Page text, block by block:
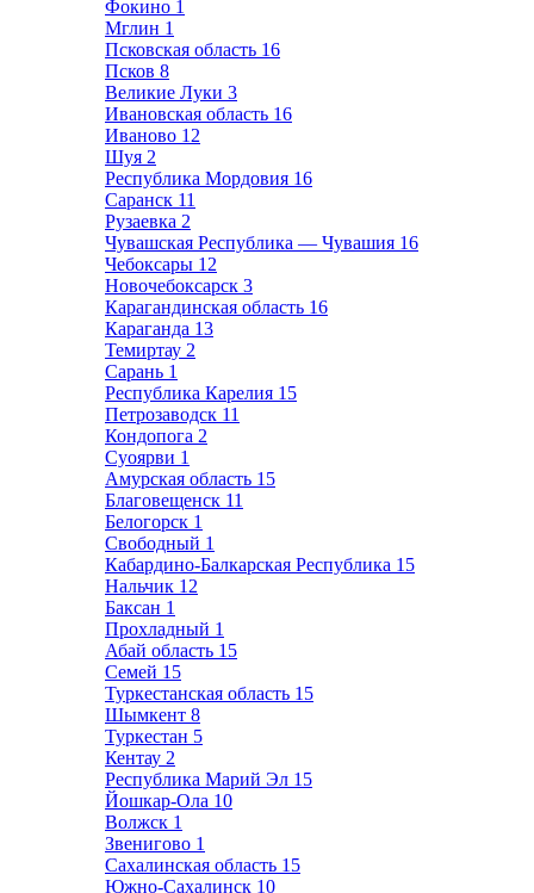
Фокино 1
Мглин 1
Псковская область 16
Псков 8
Великие Луки 3
Ивановская область 16
Иваново 12
Шуя 2
Республика Мордовия 16
Саранск 11
Рузаевка 2
Чувашская Республика — Чувашия 16
Чебоксары 12
Новочебоксарск 3
Карагандинская область 16
Караганда 13
Темиртау 2
Сарань 1
Республика Карелия 15
Петрозаводск 11
Кондопога 2
Суоярви 1
Амурская область 15
Благовещенск 11
Белогорск 1
Свободный 1
Кабардино-Балкарская Республика 15
Нальчик 12
Баксан 1
Прохладный 1
Абай область 15
Семей 15
Туркестанская область 15
Шымкент 8
Туркестан 5
Кентау 2
Республика Марий Эл 15
Йошкар-Ола 10
Волжск 1
Звенигово 1
Сахалинская область 15
Южно-Сахалинск 10